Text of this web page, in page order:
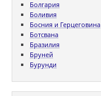
Болгария
Боливия
Босния и Герцеговина
Ботсвана
Бразилия
Бруней
Бурунди